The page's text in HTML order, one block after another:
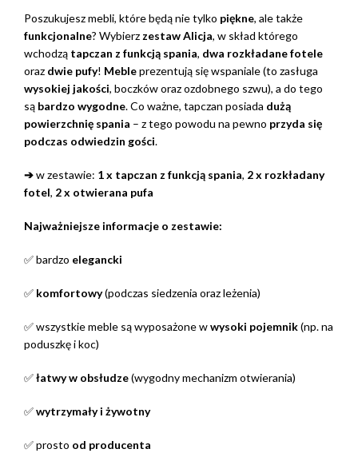
Poszukujesz mebli, które będą nie tylko piękne, ale także
funkcjonalne? Wybierzzestaw Alicja, w skład którego
wchodzą tapczan z funkcją spania, dwa rozkładane fotele
oraz dwie pufy! Mebleprezentują się wspaniale (to zasługa
wysokiej jakości, boczków oraz ozdobnego szwu), a do tego
są bardzo wygodne. Co ważne, tapczan posiada dużą
powierzchnię spania – z tego powodu na pewno przyda się
podczas odwiedzin gości.
➔w zestawie: 1 x tapczan z funkcją spania, 2 x rozkładany
fotel, 2 x otwierana pufa
Najważniejsze informacje o zestawie:
✅ bardzo elegancki
✅ komfortowy(podczas siedzenia oraz leżenia)
✅ wszystkie meble są wyposażone wwysoki pojemnik(np. na
poduszkę i koc)
✅łatwy w obsłudze(wygodny mechanizm otwierania)
✅wytrzymały i żywotny
✅ prosto od producenta